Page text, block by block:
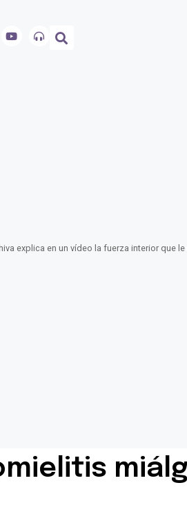
explica en un vídeo la fuerza interior que